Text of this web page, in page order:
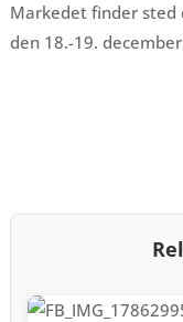
Markedet finder sted
den 18.-19.